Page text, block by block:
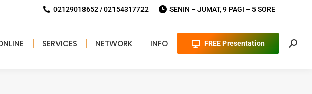
02129018652 / 02154317722 SENIN – JUMAT, 9 PAGI – 5 SORE
SERVICES NETWORK INFO FREE Presentation